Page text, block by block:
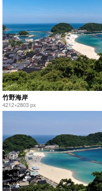
竹野海岸
4212×2803 px